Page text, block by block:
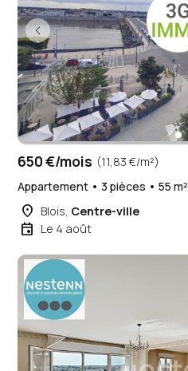
650 €/mois (11,83 €/m²)
Appartement • 3 pièces • 55 m²
place Blois, Centre-ville
event Le 4 août